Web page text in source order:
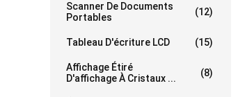
Scanner De Documents
Portables
(12)
Tableau D'écriture LCD (15)
Affichage Étiré
D'affichage À Cristaux ...
(8)